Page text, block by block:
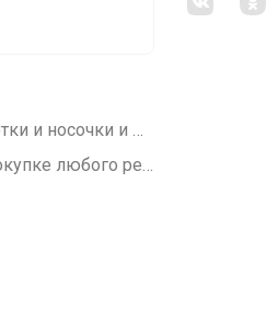
СП85 Пристрой DJULIY август sale! Текстиль, одежда, колготки и носочки и многое другое
Обложки для документов, паспорта. Ремни! Подарок при покупке любого ремня!